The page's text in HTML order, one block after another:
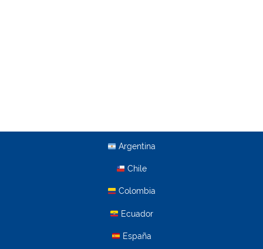
Argentina
Chile
Colombia
Ecuador
España